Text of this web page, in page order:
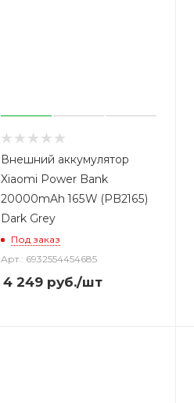
Внешний аккумулятор
Xiaomi Power Bank
20000mAh 165W (PB2165)
Dark Grey
Под заказ
Арт.: 6932554454685
4 249руб./шт